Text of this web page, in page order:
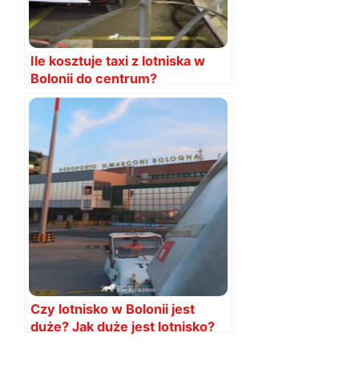
Ile kosztuje taxi z lotniska w
Bolonii do centrum?
Czy lotnisko w Bolonii jest
duże? Jak duże jest lotnisko?